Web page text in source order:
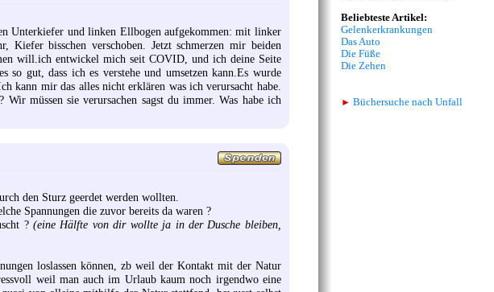
Unterkiefer und linken Ellbogen aufgekommen: mit linker
bisschen verschoben. Jetzt schmerzen mir beiden
will.ich entwickel mich seit COVID, und ich deine Seite
gut, dass ich es verstehe und umsetzen kann.Es wurde
kann mir das alles nicht erklären was ich verursacht habe.
müssen sie verursachen sagst du immer. Was habe ich
den Sturz geerdet werden wollten.
Spannungen die zuvor bereits da waren ?
? (eine Hälfte von dir wollte ja in der Dusche bleiben,
loslassen können, zb weil der Kontakt mit der Natur
weil man auch im Urlaub kaum noch irgendwo eine
Beliebteste Artikel:
Gelenkerkrankungen
Das Auto
Die Füße
Die Zehen
► Büchersuche nach Unfall